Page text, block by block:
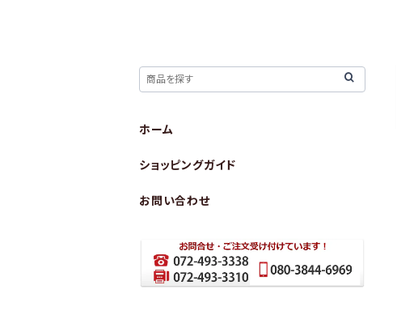
ホーム
ショッピングガイド
お問い合わせ